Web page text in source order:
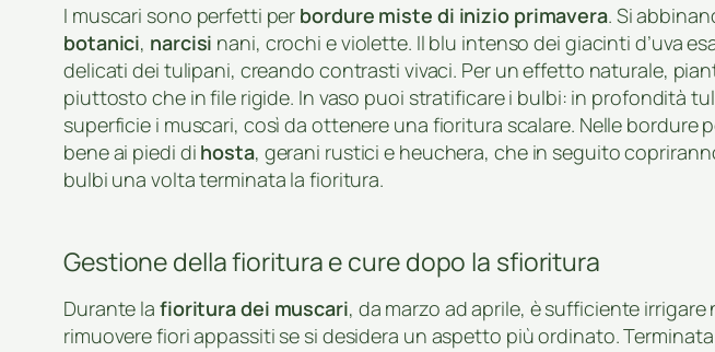
I muscari sono perfetti per bordure miste di inizio primavera. Si
botanici, narcisi nani, crochi e violette. Il blu intenso dei giacinti d’uva
delicati dei tulipani, creando contrasti vivaci. Per un effetto naturale,
piuttosto che in file rigide. In vaso puoi stratificare i bulbi: in profondità
superficie i muscari, così da ottenere una fioritura scalare. Nelle bordure
bene ai piedi di hosta, gerani rustici e heuchera, che in seguito
bulbi una volta terminata la fioritura.
Gestione della fioritura e cure dopo la sfioritura
Durante la fioritura dei muscari, da marzo ad aprile, è sufficiente
rimuovere fiori appassiti se si desidera un aspetto più ordinato.